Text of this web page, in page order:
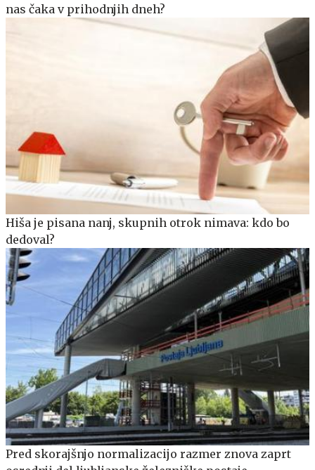
nas čaka v prihodnjih dneh?
Hiša je pisana nanj, skupnih otrok nimava: kdo bo
dedoval?
Pred skorajšnjo normalizacijo razmer znova zaprt